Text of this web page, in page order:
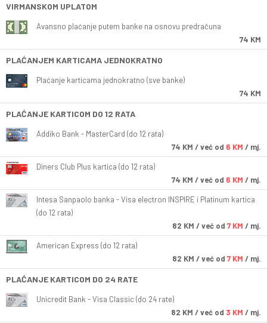
VIRMANSKOM UPLATOM
Avansno plaćanje putem banke na osnovu predračuna
74 KM
PLAĆANJEM KARTICAMA JEDNOKRATNO
Plaćanje karticama jednokratno (sve banke)
74 KM
PLAĆANJE KARTICOM DO 12 RATA
Addiko Bank - MasterCard (do 12 rata)
74 KM / već od 6 KM / mj.
Diners Club Plus kartica (do 12 rata)
74 KM / već od 6 KM / mj.
Intesa Sanpaolo banka - Visa electron INSPIRE i Platinum kartica
(do 12 rata)
82 KM / već od 7 KM / mj.
American Express (do 12 rata)
82 KM / već od 7 KM / mj.
PLAĆANJE KARTICOM DO 24 RATE
Unicredit Bank - Visa Classic (do 24 rate)
82 KM / već od 3 KM / mj.